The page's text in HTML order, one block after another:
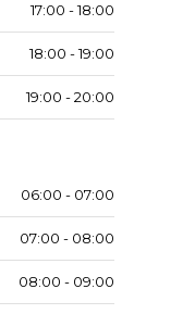
17:00 - 18:00
18:00 - 19:00
19:00 - 20:00
06:00 - 07:00
07:00 - 08:00
08:00 - 09:00